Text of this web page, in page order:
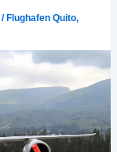
/ Flughafen Quito,